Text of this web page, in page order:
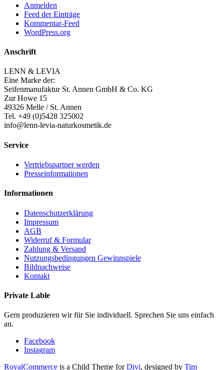
Anmelden
Feed der Einträge
Kommentar-Feed
WordPress.org
Anschrift
LENN & LEVIA
Eine Marke der:
Seifenmanufaktur St. Annen GmbH & Co. KG
Zur Howe 15
49326 Melle / St. Annen
Tel. +49 (0)5428 325002
info@lenn-levia-naturkosmetik.de
Service
Vertriebspartner werden
Presseinformationen
Informationen
Datenschutzerklärung
Impressum
AGB
Widerruf & Formular
Zahlung & Versand
Nutzungsbedingungen Gewinnspiele
Bildnachweise
Kontakt
Private Lable
Gern produzieren wir für Sie individuell. Sprechen Sie uns einfach
an.
Facebook
Instagram
RoyalCommerce is a Child Theme forDivi, designed by Tim